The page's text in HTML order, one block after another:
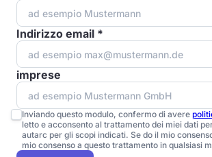
Indirizzo email *
imprese
Inviando questo modulo, confermo di avere
letto e acconsento al trattamento dei miei dati
autarc per gli scopi indicati. Se do il mio
mio consenso a questo trattamento in qualsiasi